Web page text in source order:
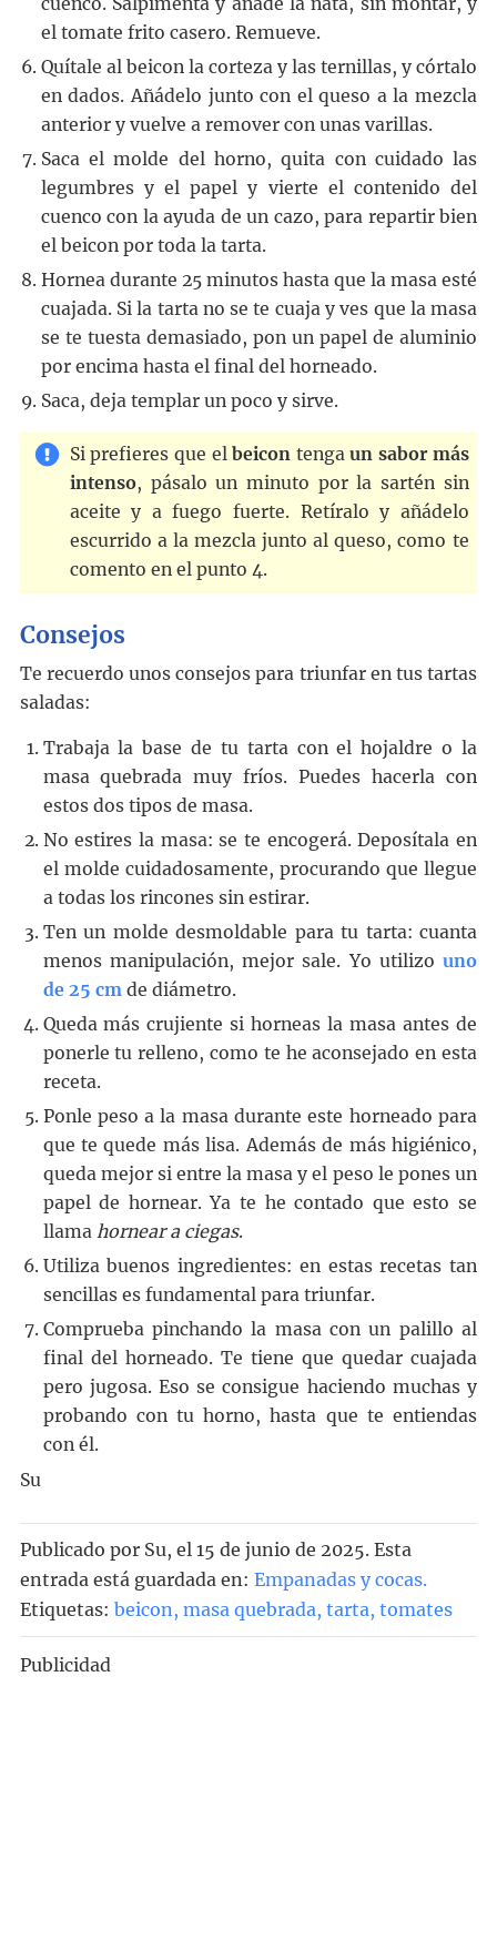
el tomate frito casero. Remueve.
Quítale al beicon la corteza y las ternillas, y córtalo
en dados. Añádelo junto con el queso a la mezcla
anterior y vuelve a remover con unas varillas.
Saca el molde del horno, quita con cuidado las
legumbres y el papel y vierte el contenido del
cuenco con la ayuda de un cazo, para repartir bien
el beicon por toda la tarta.
Hornea durante 25 minutos hasta que la masa esté
cuajada. Si la tarta no se te cuaja y ves que la masa
se te tuesta demasiado, pon un papel de aluminio
por encima hasta el final del horneado.
Saca, deja templar un poco y sirve.
Si prefieres que elbeicon tengaun sabor más
intenso, pásalo un minuto por la sartén sin
aceite y a fuego fuerte. Retíralo y añádelo
escurrido a la mezcla junto al queso, como te
comento en el punto 4.
Consejos
Te recuerdo unos consejos para triunfar en tus tartas
saladas:
Trabaja la base de tu tarta con el hojaldre o la
masa quebrada muy fríos. Puedes hacerla con
estos dos tipos de masa.
No estires la masa: se te encogerá. Deposítala en
el molde cuidadosamente, procurando que llegue
a todas los rincones sin estirar.
Ten un molde desmoldable para tu tarta: cuanta
menos manipulación, mejor sale. Yo utilizouno
de 25 cmde diámetro.
Queda más crujiente si horneas la masa antes de
ponerle tu relleno, como te he aconsejado en esta
receta.
Ponle peso a la masa durante este horneado para
que te quede más lisa. Además de más higiénico,
queda mejor si entre la masa y el peso le pones un
papel de hornear. Ya te he contado que esto se
llama hornear a ciegas.
Utiliza buenos ingredientes: en estas recetas tan
sencillas es fundamental para triunfar.
Comprueba pinchando la masa con un palillo al
final del horneado. Te tiene que quedar cuajada
pero jugosa. Eso se consigue haciendo muchas y
probando con tu horno, hasta que te entiendas
con él.
Su
Publicado por Su, el 15 de junio de 2025. Esta
entrada está guardada en: Empanadas y cocas.
Etiquetas: beicon, masa quebrada, tarta, tomates
Publicidad